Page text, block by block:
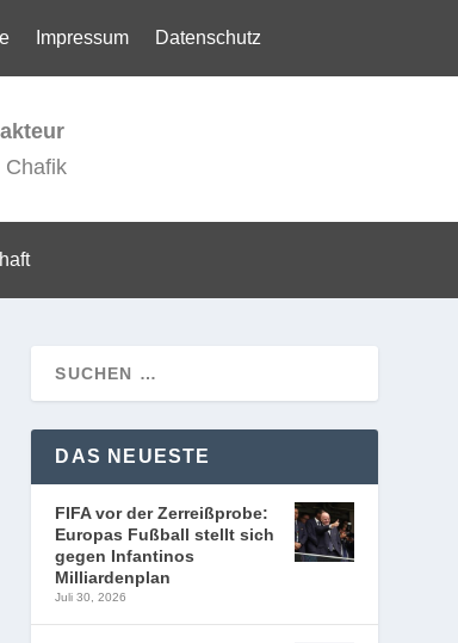
Impressum Datenschutz
Chafik
DAS NEUESTE
FIFA vor der Zerreißprobe:
Europas Fußball stellt sich
gegen Infantinos
Milliardenplan
Juli 30, 2026